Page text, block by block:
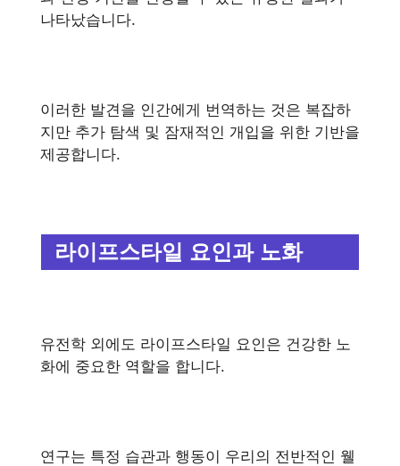
나타났습니다.
이러한 발견을 인간에게 번역하는 것은 복잡하
지만 추가 탐색 및 잠재적인 개입을 위한 기반을
제공합니다.
라이프스타일 요인과 노화
유전학 외에도 라이프스타일 요인은 건강한 노
화에 중요한 역할을 합니다.
연구는 특정 습관과 행동이 우리의 전반적인 웰